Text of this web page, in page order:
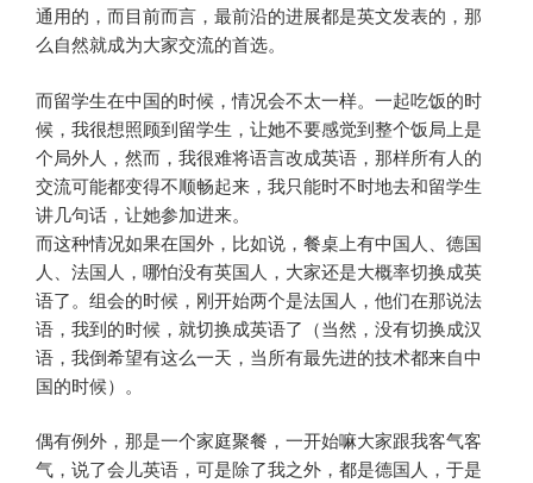
通用的，而目前而言，最前沿的进展都是英文发表的，那
么自然就成为大家交流的首选。
而留学生在中国的时候，情况会不太一样。一起吃饭的时
候，我很想照顾到留学生，让她不要感觉到整个饭局上是
个局外人，然而，我很难将语言改成英语，那样所有人的
交流可能都变得不顺畅起来，我只能时不时地去和留学生
讲几句话，让她参加进来。
而这种情况如果在国外，比如说，餐桌上有中国人、德国
人、法国人，哪怕没有英国人，大家还是大概率切换成英
语了。组会的时候，刚开始两个是法国人，他们在那说法
语，我到的时候，就切换成英语了（当然，没有切换成汉
语，我倒希望有这么一天，当所有最先进的技术都来自中
国的时候）。
偶有例外，那是一个家庭聚餐，一开始嘛大家跟我客气客
气，说了会儿英语，可是除了我之外，都是德国人，于是